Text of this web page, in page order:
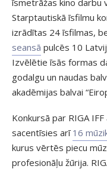
Starptautiskā īsfilmu
izrādītas 24 īsfilmas,
seansā pulcēs 10
Izvēlētie īsās formas
godalgu un naudas
akadēmijas balvai
Konkursā par RIGA
sacentīsies arī16
kurus vērtēs piecu
profesionāļu žūrija.